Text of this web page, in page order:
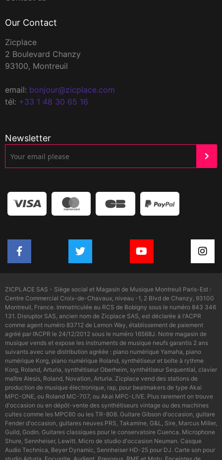
Our Contact
Zicplace
2 Boulevard Chanzy
93100, Montreuil
email: bonjour@zicplace.com
tél: +33 1 48 30 65 16
Newsletter
ZICPLACE SAS - Siège social et Magasin de Musique Montreuil Paris-Est :
Centre Commercial Croix-de-Chavaux, niveau -1, 2 Blvd de Chanzy, 93100
Montreuil, France. Immatriculée au RCS de Bobigny sous le numéro 843 346
131. Disruptor SAS, ancien nom de Zicplace SAS, est déclarée à l'ACPR
comme agent numéro 83712 de Lemon Way, établissement de paiement
agréé par l’ACPR le 24/12/2012 sous le numéro 16568J. Notre magasin de
musique vends et expose les instruments de musique neufs garantis 2 ans
suivants avec une distribution agréée : piano numérique Yamaha, piano
numérique Korg, piano numérique Roland, synthétiseur et boîte à rythme
Korg, Roland, Arturia, synthétiseur Oberheim, synthétiseur Sequential, clavier
maître Alesis, Roland, Novation, Arturia. Zicplace vend des stations de
production de musique électronique, rap, pour beatmakers de type Akai
MPC-ONE, ou Roland MC-707, ou Akai MPC-LIVE. Plus rarement on trouve
d'occasion ou en dépôt-vente des synthétiseurs vintage ou des machines
cultes comme les MPC60 ou les TR-808. Guitare Gibson d'occasion, guitare
Fender d'occasion, guitares neuves PRS, Takamine, G&L, Sire, Marcus Miller,
Guild, Godin. Guitares classiques pour le conservatoire Cuenca. Microphone
Shure, Sennheiser, Lewitt. Micro de studio d'occasion Neuman. Casque
Audio Technica, Beyer Dynamic, Sennheiser HD-25 pour DJ. Carte son pour